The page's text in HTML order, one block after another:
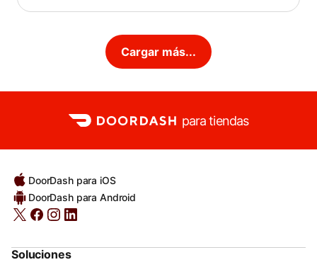
Cargar más...
para tiendas
DoorDash para iOS
DoorDash para Android
Soluciones